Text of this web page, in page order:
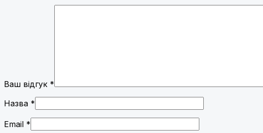
Ваш відгук *
Назва *
Email *